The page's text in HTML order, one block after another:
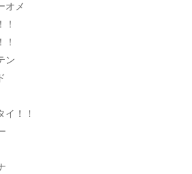
オメ
！
！
ン
イ！！